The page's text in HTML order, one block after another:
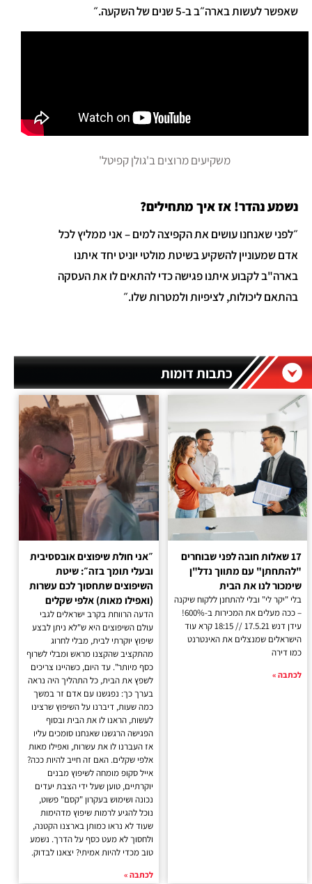
שאפשר לעשות בארה״ב ב-5 שנים של השקעה.״
משקיעים מרוצים ב'גולן קפיטל'
נשמע נהדר! אז איך מתחילים?
״לפני שאנחנו עושים את הקפיצה למים – אני ממליץ לכל
אדם שמעוניין להשקיע בשיטת מולטי יוניט יחד איתנו
בארה"ב לקבוע איתנו פגישה כדי להתאים לו את העסקה
בהתאם ליכולות, לציפיות ולמטרות שלו.״
כתבות דומות
17 שאלות חובה לפני שבוחרים
"להתחתן" עם מתווך נדל"ן
שימכור לנו את הבית
בלי "יקר לי" ובלי להתחנן ללקוח שיקנה
– ככה מעלים את המכירות ב-600%!
עידן דנש 17.5.21 // 18:15 קרא עוד
הישראלים שמנצלים את האינטרנט
כמו דירה
לכתבה »
״אני חולת שיפוצים אובססיבית
ובעלי תומך בזה״: שיטת
השיפוצים שתחסוך לכם עשרות
(ואפילו מאות) אלפי שקלים
הדעה הרווחת בקרב ישראלים לגבי
עולם השיפוצים היא ש"לא ניתן לבצע
שיפוץ יוקרתי לבית, מבלי לחרוג
מהתקציב שהקצנו מראש ומבלי לשרוף
כסף מיותר". עד היום, כשהיינו צריכים
לשפץ את הבית, כל התהליך היה נראה
בערך כך: נפגשנו עם אדם זר במשך
כמה שעות, דיברנו על השיפוץ שרצינו
לעשות, הראנו לו את הבית ובסוף
הפגישה הרגשנו שאנחנו סומכים עליו
אז העברנו לו את עשרות, ואפילו מאות
אלפי שקלים. האם זה חייב להיות ככה?
אייל סקופ מומחה לשיפוץ מבנים
יוקרתיים, טוען שעל ידי הצבת יעדים
נכונה ושימוש בעקרון "קסם" פשוט,
נוכל להגיע לרמות שיפוץ מדהימות
שעוד לא נראו כמותן בארצנו הקטנה,
ולחסוך לא מעט כסף על הדרך. נשמע
טוב מכדי להיות אמיתי? יצאנו לבדוק.
לכתבה »